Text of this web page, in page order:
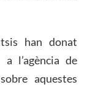
han donat
l’agència de
aquestes